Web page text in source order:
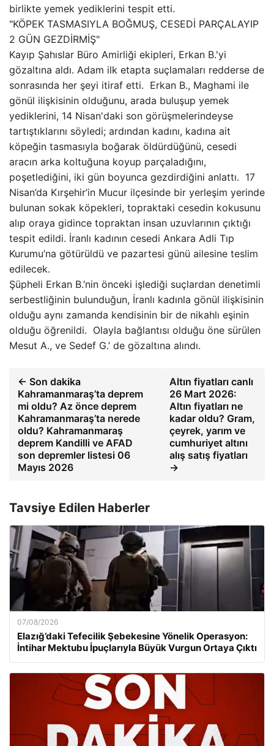
birlikte yemek yediklerini tespit etti.
"KÖPEK TASMASIYLA BOĞMUŞ, CESEDİ PARÇALAYIP
2 GÜN GEZDİRMİŞ"
Kayıp Şahıslar Büro Amirliği ekipleri, Erkan B.'yi
gözaltına aldı. Adam ilk etapta suçlamaları redderse de
sonrasında her şeyi itiraf etti. Erkan B., Maghami ile
gönül ilişkisinin olduğunu, arada buluşup yemek
yediklerini, 14 Nisan'daki son görüşmelerindeyse
tartıştıklarını söyledi; ardından kadını, kadına ait
köpeğin tasmasıyla boğarak öldürdüğünü, cesedi
aracın arka koltuğuna koyup parçaladığını,
poşetlediğini, iki gün boyunca gezdirdiğini anlattı. 17
Nisan’da Kırşehir’in Mucur ilçesinde bir yerleşim yerinde
bulunan sokak köpekleri, topraktaki cesedin kokusunu
alıp oraya gidince topraktan insan uzuvlarının çıktığı
tespit edildi. İranlı kadının cesedi Ankara Adli Tıp
Kurumu’na götürüldü ve pazartesi günü ailesine teslim
edilecek.
Şüpheli Erkan B.’nin önceki işlediği suçlardan denetimli
serbestliğinin bulunduğun, İranlı kadınla gönül ilişkisinin
olduğu aynı zamanda kendisinin bir de nikahlı eşinin
olduğu öğrenildi. Olayla bağlantısı olduğu öne sürülen
Mesut A., ve Sedef G.’ de gözaltına alındı.
← Son dakika
Kahramanmaraş’ta deprem
mi oldu? Az önce deprem
Kahramanmaraş’ta nerede
oldu? Kahramanmaraş
deprem Kandilli ve AFAD
son depremler listesi 06
Mayıs 2026
Altın fiyatları canlı
26 Mart 2026:
Altın fiyatları ne
kadar oldu? Gram,
çeyrek, yarım ve
cumhuriyet altını
alış satış fiyatları
→
Tavsiye Edilen Haberler
07/08/2026
Elazığ’daki Tefecilik Şebekesine Yönelik Operasyon:
İntihar Mektubu İpuçlarıyla Büyük Vurgun Ortaya Çıktı